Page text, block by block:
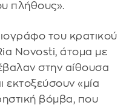
πλήθους».
του κρατικού
Novosti, άτομα με
στην αίθουσα
εκτοξεύσουν «μία
βόμβα, που